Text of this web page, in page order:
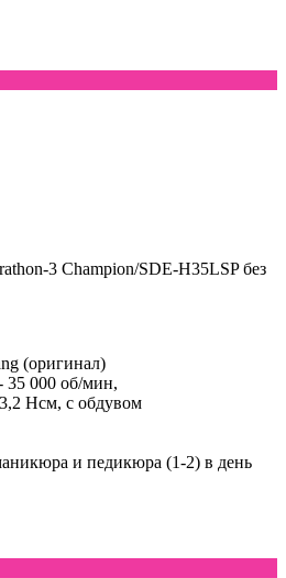
3 Champion/SDE-H35LSP без
(оригинал)
35 000 об/мин,
Нсм, с обдувом
и педикюра (1-2) в день